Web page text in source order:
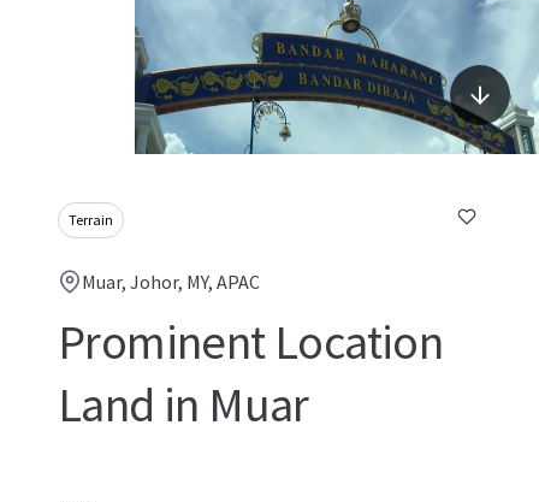
Terrain
Muar, Johor, MY, APAC
Prominent Location
Land in Muar